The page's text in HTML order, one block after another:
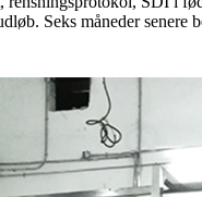
Seks måneder senere